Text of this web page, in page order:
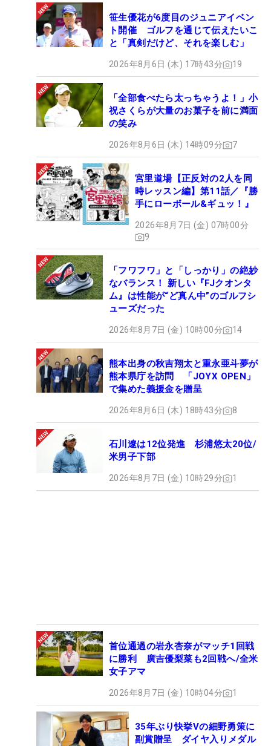
笹生優花が6度目のジュニアイベン
ト開催 ゴルフを通じて伝えたいこ
と「真剣だけど、それを楽しむ」
2026年8月6日 (木) 17時43分 19
「全部食べたら太っちゃうよ！」小
祝さくらが大量のお菓子を前に満面
の笑み
2026年8月6日 (木) 14時09分 7
宮里道場【正反対の2人を同
時レッスン編】第11話／『勝
手にローボール&ギュッ！』
2026年8月7日 (金) 07時00分
9
「フワフワ」と「しっかり」の絶妙
なバランス！ 新しい『FJクオンタ
ム』は性能が“ど真ん中”のゴルフシ
ューズだった
2026年8月7日 (金) 10時00分 14
熊本出身の秋吉翔太と重永亜斗夢が
熊本県庁を訪問 「JOYX OPEN」
で集めた義援金を贈呈
2026年8月6日 (木) 18時43分 8
石川遼は12位発進 杉浦悠太20位/
米男子下部
2026年8月7日 (金) 10時29分 1
首位通過の岩永杏奈がマッチ1回戦
に勝利 廣吉優梨菜も2回戦へ/全米
女子アマ
2026年8月7日 (金) 10時04分 1
35年ぶり快挙Vの細野勇策に
副賞贈呈 ダイヤ入りメダル